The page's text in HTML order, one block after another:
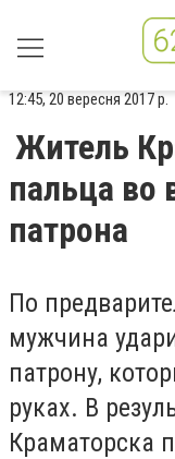
12:45, 20 вересня 2017 р.
Житель
пальца во
патрона
По
мужчина
патрону,
руках. В
Краматорска